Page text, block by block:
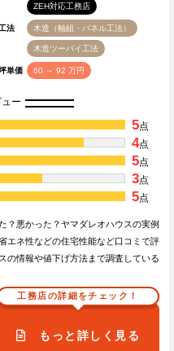
ZEH対応工務店
法 木造（軸組・パネル工法）
木造ツーバイ工法
単価 60 ～ 92 万円
ー
5点
4点
5点
3点
5点
？悪かった？ヤマダレオハウスの実例
エネ性などの住宅性能など口コミで評
の情報や値下げ方法まで調査している
工務店の詳細をチェック！
もっと詳しく見る